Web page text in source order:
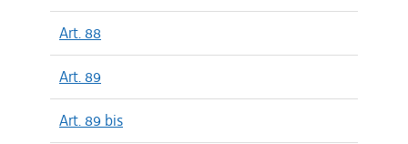
Art. 88
Art. 89
Art. 89 bis